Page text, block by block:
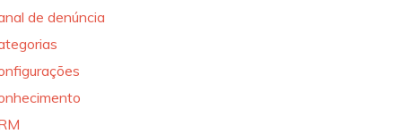
de denúncia